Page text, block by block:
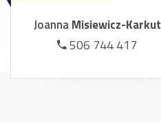
JoannaMisiewicz-Karkut
506 744 417